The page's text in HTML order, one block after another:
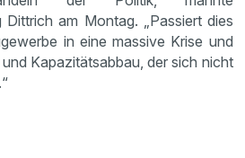
Dittrich am Montag. „Passiert dies
in eine massive Krise und
Kapazitätsabbau, der sich nicht